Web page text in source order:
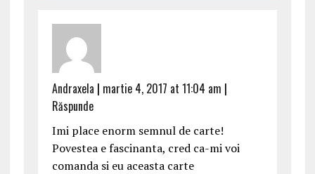
Andraxela | martie 4, 2017 at 11:04 am |
Răspunde
Imi place enorm semnul de carte!
Povestea e fascinanta, cred ca-mi voi
comanda si eu aceasta carte